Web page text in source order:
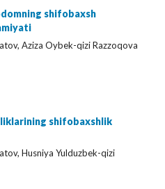
shifobaxsh
Aziza Oybek-qizi Razzoqova
shifobaxshlik
Husniya Yulduzbek-qizi